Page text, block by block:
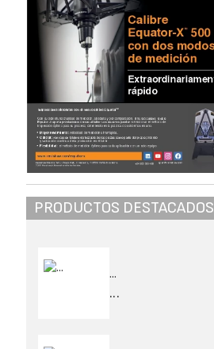
PRODUCTOS DESTACADOS
...
...